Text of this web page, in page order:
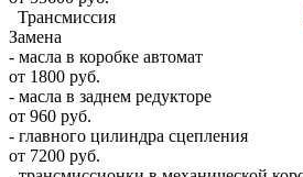
Трансмиссия
Замена
- масла в коробке автомат
от 1800 руб.
- масла в заднем редукторе
от 960 руб.
- главного цилиндра сцепления
от 7200 руб.